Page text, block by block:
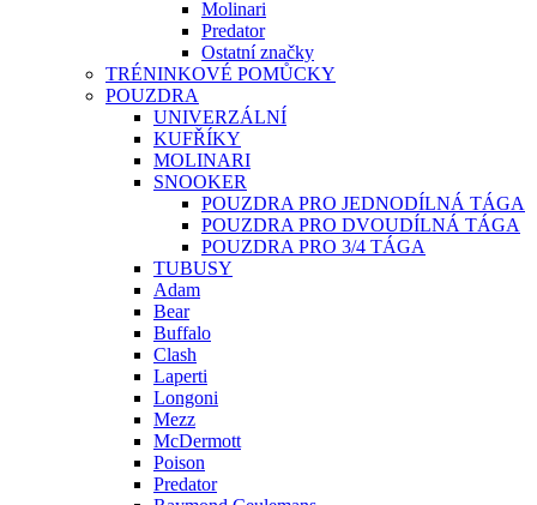
Molinari
Predator
Ostatní značky
TRÉNINKOVÉ POMŮCKY
POUZDRA
UNIVERZÁLNÍ
KUFŘÍKY
MOLINARI
SNOOKER
POUZDRA PRO JEDNODÍLNÁ TÁGA
POUZDRA PRO DVOUDÍLNÁ TÁGA
POUZDRA PRO 3/4 TÁGA
TUBUSY
Adam
Bear
Buffalo
Clash
Laperti
Longoni
Mezz
McDermott
Poison
Predator